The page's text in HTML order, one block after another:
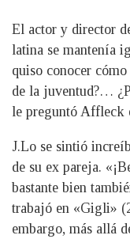
El actor y director
latina se mantenía
quiso conocer
de la juventud?…
le preguntó Affleck
J.Lo se sintió
de su ex pareja.
bastante bien
trabajó en «Gigli»
embargo, más allá